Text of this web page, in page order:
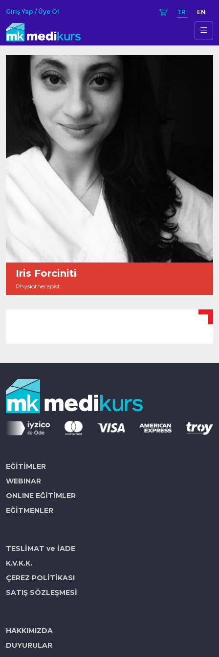
Giriş Yap / Üye Ol TR EN
Iris Forciniti
Physiotherapist
EĞİTİMLER
WEBINAR
ONLINE EĞİTİMLER
EĞİTMENLER
TESLİMAT ve İADE
K.V.K.K.
ÇEREZ POLİTİKASI
SATIŞ SÖZLEŞMESİ
HAKKIMIZDA
DUYURULAR